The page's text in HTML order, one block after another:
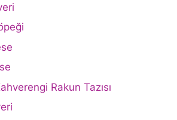
Rakun Tazısı